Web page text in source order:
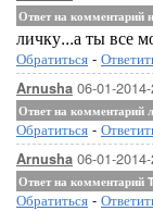
Ответ на комментарий
личку...а ты все
Обратиться -
Arnusha 06-01-
Ответ на комментарий
Обратиться -
Arnusha 06-01-
Ответ на комментарий
Обратиться -